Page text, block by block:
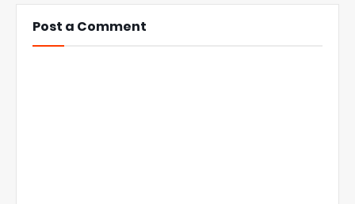
Post a Comment